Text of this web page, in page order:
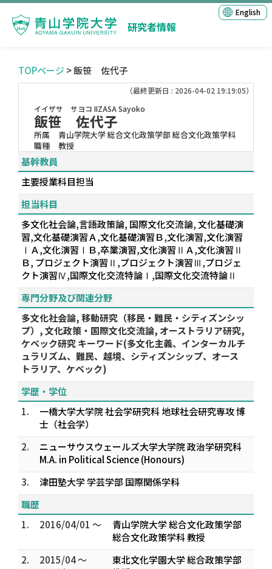
研究者情報
English
TOPページ > 飯笹 佐代子
（最終更新日 : 2026-04-02 19:19:05）
イイザサ サヨコ IIZASA Sayoko
飯笹 佐代子
所属
青山学院大学 総合文化政策学部 総合文化政策学科
職種
教授
基幹教員
主要授業科目担当
担当科目
多文化社会論,言語政策論, 国際文化交流論, 文化基礎演
習,文化基礎演習Ａ,文化基礎演習Ｂ,文化演習,文化演習
ⅠＡ,文化演習ⅠＢ,卒業演習,文化演習ⅡＡ,文化演習Ⅱ
Ｂ, プロジェクト演習Ⅱ,プロジェクト演習Ⅲ,プロジェ
クト演習Ⅳ,国際文化交流特論Ⅰ,国際文化交流特論Ⅱ
専門分野及び関連分野
多文化社会論, 移動研究（移民・難民・シティズンシッ
プ）, 文化政策・国際文化交流論, オーストラリア研究,
ケベック研究 キーワード(多文化主義、インターカルチ
ュラリズム、難民、越境、シティズンシップ、オース
トラリア、ケベック)
学歴・学位
1.
一橋大学大学院 社会学研究科 地球社会研究専攻 博
士（社会学）
2.
ニューサウスウェールズ大学大学院 政治学研究科
M.A. in Political Science (Honours)
3.
津田塾大学 学芸学部 国際関係学科
職歴
1.
2016/04/01 ～
青山学院大学 総合文化政策学部
総合文化政策学科 教授
2.
2015/04 ～
東北文化学園大学 総合政策学部